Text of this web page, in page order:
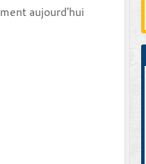
aujourd'hui